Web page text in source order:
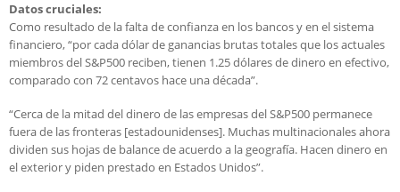
Datos cruciales:
Como resultado de la falta de confianza en los bancos y en el sistema
financiero, “por cada dólar de ganancias brutas totales que los actuales
miembros del S&P500 reciben, tienen 1.25 dólares de dinero en efectivo,
comparado con 72 centavos hace una década”.
“Cerca de la mitad del dinero de las empresas del S&P500 permanece
fuera de las fronteras [estadounidenses]. Muchas multinacionales ahora
dividen sus hojas de balance de acuerdo a la geografía. Hacen dinero en
el exterior y piden prestado en Estados Unidos”.